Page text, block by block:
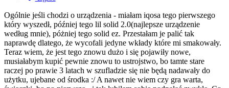
Ogólnie jeśli chodzi o urządzenia - miałam iqosa tego pierwszego
który wyszedł, później tego lil solid 2.0(najlepsze urządzenie
według mnie), póżniej tego solid ez. Przestałam je palić tak
naprawdę dlatego, że wycofali jedyne wkłady które mi smakowały.
Teraz wiem, że jest tego znowu dużo i się pojawiły nowe,
musiałabym kupić pewnie znowu to ustrojstwo, bo tamte stare
raczej po prawie 3 latach w szufladzie się nie będą nadawały do
użytku, ujebane od środka :/ A nawet nie wiem czy gra warta,